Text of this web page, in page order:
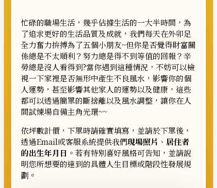
範
圍
忙碌的職場生活，幾乎佔據生活的一大半時間，為
了追求更好的生活品質及成就，我們每天在外卯足
全力奮力拚搏為了五個小朋友~但你是否覺得財富關
係總是不太順利？努力總是得不到等值的回報？辛
勞總是沒人看得到?當你遇到這種情況，不妨可以檢
視一下家裡是否無形中產生不良風水，影響你的個
人運勢，甚至影響其他家人的運勢以及健康，這些
都可以透過簡單的斷捨離以及風水調整，讓你在人
間試煉場自備主角光環~~
依坪數計價，下單時請確實填寫，並請於下單後，
透過Email或客服系統提供我們現場照片 、 居住者
的出生年月日 。若有特別喜好風格可告知，並請說
明您所想要的達到的具體人生目標或階段性發展規
劃。